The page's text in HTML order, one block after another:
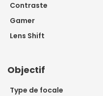
Contraste
Gamer
Lens Shift
Objectif
Type de focale